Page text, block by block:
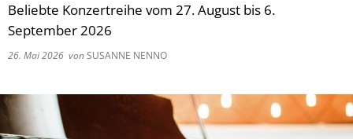
Beliebte Konzertreihe vom 27. August bis 6.
September 2026
26. Mai 2026 vonSUSANNE NENNO